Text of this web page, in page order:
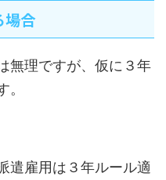
場合
無理ですが、仮に３年
遣雇用は３年ルール適